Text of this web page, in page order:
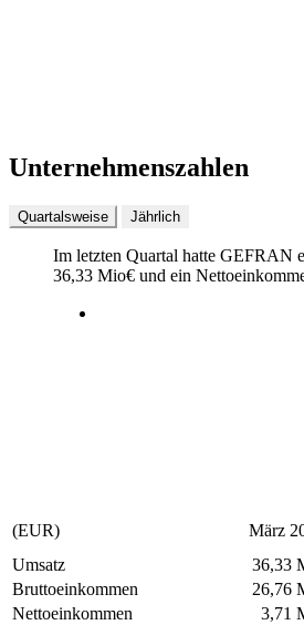
Unternehmenszahlen
Quartalsweise Jährlich
Im letzten Quartal hatte GEFRAN
36,33 Mio€ und ein
(EUR) März
Umsatz
36,33
Bruttoeinkommen
26,76
Nettoeinkommen
3,71